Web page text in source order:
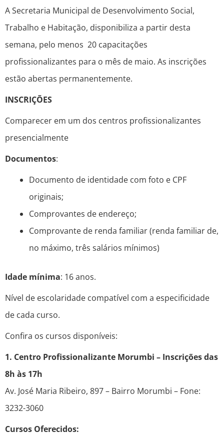
A Secretaria Municipal de Desenvolvimento Social,
Trabalho e Habitação, disponibiliza a partir desta
semana, pelo menos 20 capacitações
profissionalizantes para o mês de maio. As inscrições
estão abertas permanentemente.
INSCRIÇÕES
Comparecer em um dos centros profissionalizantes
presencialmente
Documentos:
Documento de identidade com foto e CPF
originais;
Comprovantes de endereço;
Comprovante de renda familiar (renda familiar de,
no máximo, três salários mínimos)
Idade mínima: 16 anos.
Nível de escolaridade compatível com a especificidade
de cada curso.
Confira os cursos disponíveis:
1. Centro Profissionalizante Morumbi – Inscrições das
8h às 17h
Av. José Maria Ribeiro, 897 – Bairro Morumbi – Fone:
3232-3060
Cursos Oferecidos: